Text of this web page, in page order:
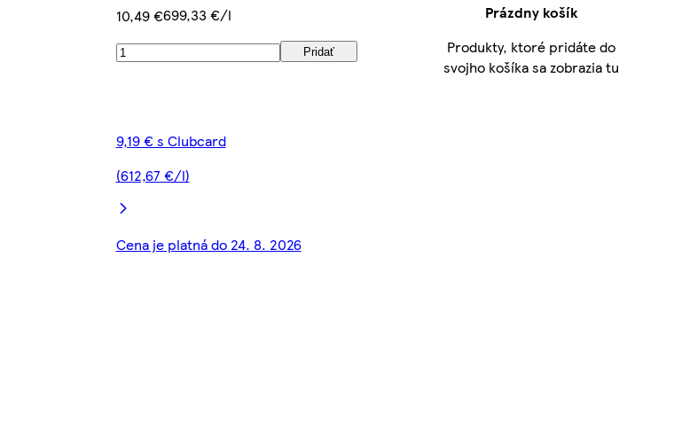
10,49 €699,33 €/l
Pridať
9,19 € s Clubcard
(612,67 €/l)
Cena je platná do 24. 8. 2026
Prázdny košík
Produkty, ktoré pridáte do
svojho košíka sa zobrazia tu